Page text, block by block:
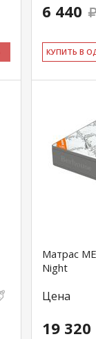
6 440
КУ­ПИТЬ В
Матрас
Night
Цена
19 320